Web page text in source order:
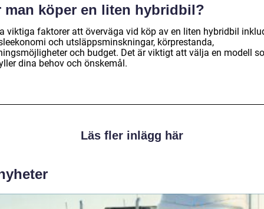
man köper en liten hybridbil?
viktiga faktorer att överväga vid köp av en liten hybridbil
och utsläppsminskningar, körprestanda,
och budget. Det är viktigt att välja en modell
dina behov och önskemål.
Läs fler inlägg här